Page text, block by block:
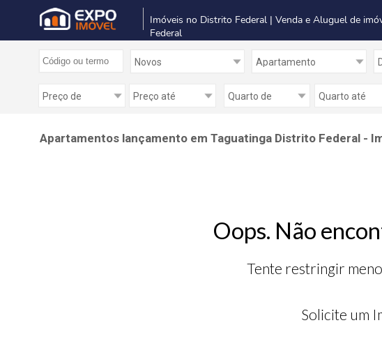
Imóveis no Distrito Federal | Venda e Aluguel de
Federal
Apartamentos lançamento em Taguatinga Distrito Federal -
Oops. Não
Tente restringir
Solicite um